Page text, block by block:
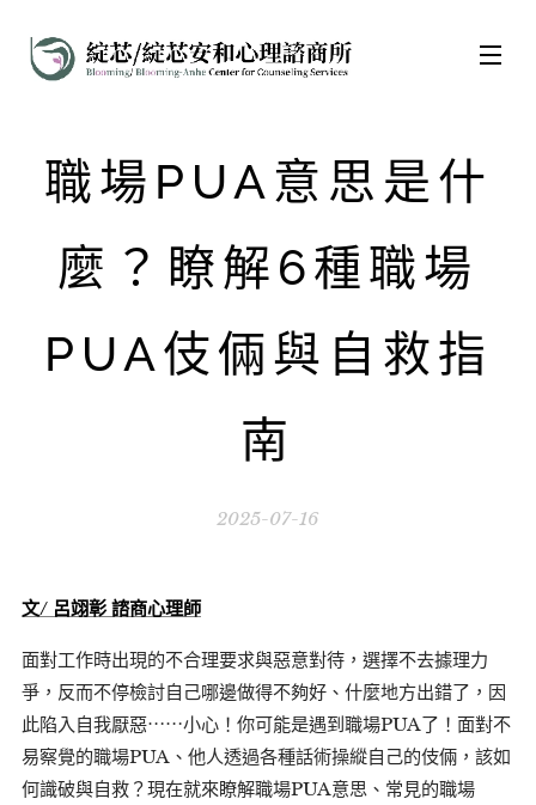
職場PUA意思是什
麼？瞭解6種職場
PUA伎倆與自救指
南
2025-07-16
文/ 呂翊彰 諮商心理師
面對工作時出現的不合理要求與惡意對待，選擇不去據理力
爭，反而不停檢討自己哪邊做得不夠好、什麼地方出錯了，因
此陷入自我厭惡⋯⋯小心！你可能是遇到職場PUA了！面對不
易察覺的職場PUA、他人透過各種話術操縱自己的伎倆，該如
何識破與自救？現在就來瞭解職場PUA意思、常見的職場